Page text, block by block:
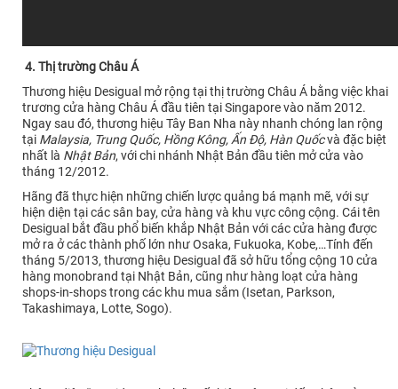
4. Thị trường Châu Á
Thương hiệu Desigual mở rộng tại thị trường Châu Á bằng việc khai
trương cửa hàng Châu Á đầu tiên tại Singapore vào năm 2012.
Ngay sau đó, thương hiệu Tây Ban Nha này nhanh chóng lan rộng
tại Malaysia, Trung Quốc, Hồng Kông, Ấn Độ, Hàn Quốcvà đặc biệt
nhất là Nhật Bản, với chi nhánh Nhật Bản đầu tiên mở cửa vào
tháng 12/2012.
Hãng đã thực hiện những chiến lược quảng bá mạnh mẽ, với sự
hiện diện tại các sân bay, cửa hàng và khu vực công cộng. Cái tên
Desigual bắt đầu phổ biến khắp Nhật Bản với các cửa hàng được
mở ra ở các thành phố lớn như Osaka, Fukuoka, Kobe,…Tính đến
tháng 5/2013, thương hiệu Desigual đã sở hữu tổng cộng 10 cửa
hàng monobrand tại Nhật Bản, cũng như hàng loạt cửa hàng
shops-in-shops trong các khu mua sắm (Isetan, Parkson,
Takashimaya, Lotte, Sogo).